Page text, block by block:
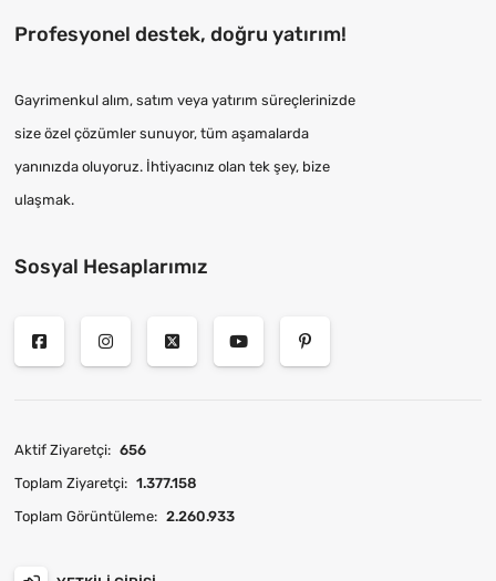
Profesyonel destek, doğru yatırım!
Gayrimenkul alım, satım veya yatırım süreçlerinizde
size özel çözümler sunuyor, tüm aşamalarda
yanınızda oluyoruz. İhtiyacınız olan tek şey, bize
ulaşmak.
Sosyal Hesaplarımız
Aktif Ziyaretçi: 656
Toplam Ziyaretçi: 1.377.158
Toplam Görüntüleme: 2.260.933